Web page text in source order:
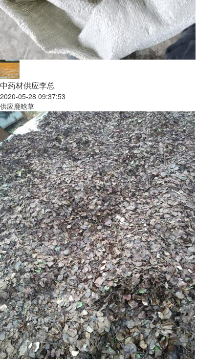
中药材供应李总
2020-05-28 09:37:53
供应鹿晗草